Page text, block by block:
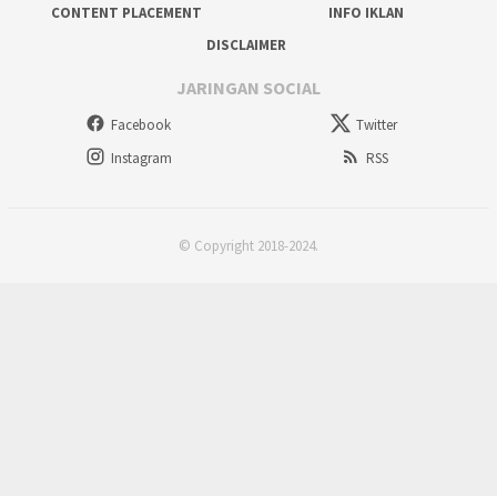
CONTENT PLACEMENT
INFO IKLAN
DISCLAIMER
JARINGAN SOCIAL
Facebook
Twitter
Instagram
RSS
© Copyright 2018-2024.